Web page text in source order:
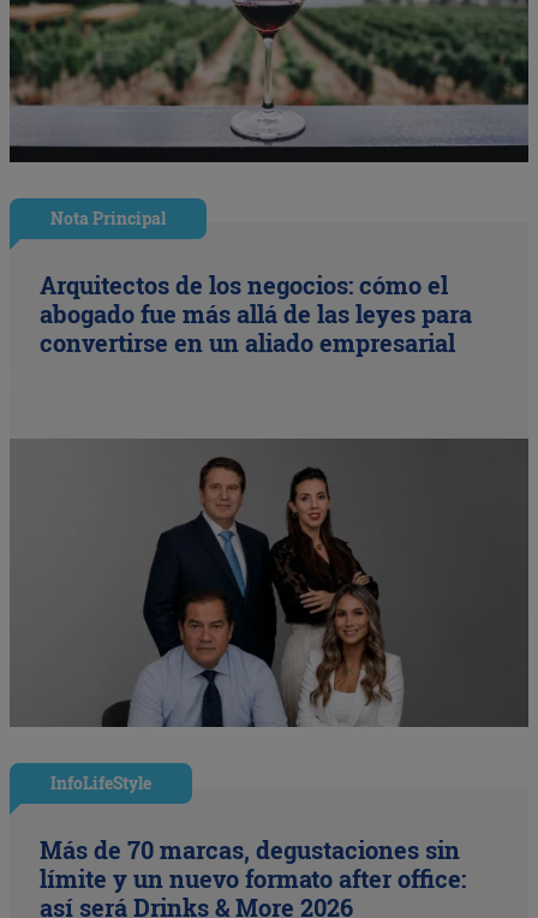
Nota Principal
Arquitectos de los negocios: cómo el
abogado fue más allá de las leyes para
convertirse en un aliado empresarial
InfoLifeStyle
Más de 70 marcas, degustaciones sin
límite y un nuevo formato after office:
así será Drinks & More 2026